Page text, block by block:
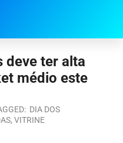
deve ter alta
médio este
DIA DOS
, VITRINE